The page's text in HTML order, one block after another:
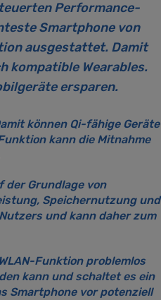
Performance-
Smartphone von
ausgestattet. Damit
kompatible Wearables.
ersparen.
können Qi-fähige Geräte
kann die Mitnahme
der Grundlage von
Speichernutzung und
und kann daher zum
Funktion problemlos
kann und schaltet es ein
Smartphone vor potenziell